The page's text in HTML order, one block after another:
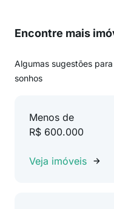
Encontre mais
Algumas sugestões
sonhos
Menos de
R$ 600.000
Veja imóveis